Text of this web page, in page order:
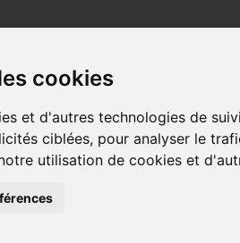
cookies
et d'autres technologies de
ciblées, pour analyser le
utilisation de cookies et
OVER